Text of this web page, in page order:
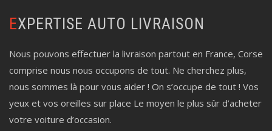
EXPERTISE AUTO LIVRAISON
Nous pouvons effectuer la livraison partout en France, Corse
comprise nous nous occupons de tout. Ne cherchez plus,
nous sommes là pour vous aider ! On s’occupe de tout ! Vos
yeux et vos oreilles sur place Le moyen le plus sûr d’acheter
votre voiture d’occasion.